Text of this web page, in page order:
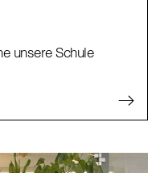
unsere Schule